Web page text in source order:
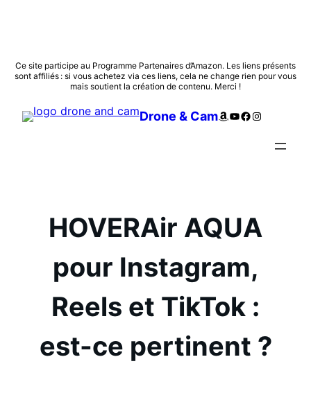
Aller
au
Ce site participe au Programme Partenaires d’Amazon. Les liens présents
sont affiliés : si vous achetez via ces liens, cela ne change rien pour vous
mais soutient la création de contenu. Merci !
Drone & CamAmazon
YouTube
Facebook
Instagram
HOVERAir AQUA
pour Instagram,
Reels et TikTok :
est-ce pertinent ?